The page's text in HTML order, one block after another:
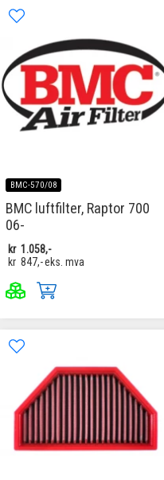
BMC-570/08
BMC luftfilter, Raptor 700
06-
kr 1.058,-
kr 847,-eks. mva